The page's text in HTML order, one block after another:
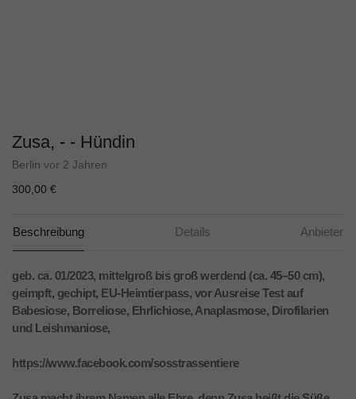
Zusa, - - Hündin
Berlin vor 2 Jahren
300,00 €
Beschreibung Details Anbieter
geb. ca. 01/2023, mittelgroß bis groß werdend (ca. 45–50 cm),
geimpft, gechipt, EU-Heimtierpass, vor Ausreise Test auf
Babesiose, Borreliose, Ehrlichiose, Anaplasmose, Dirofilarien
und Leishmaniose,
https://www.facebook.com/sosstrassentiere